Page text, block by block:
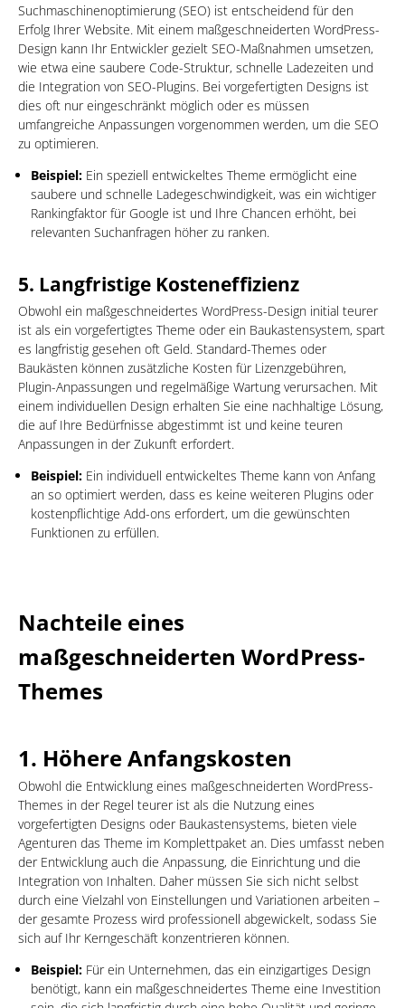
Suchmaschinenoptimierung (SEO) ist entscheidend für den
Erfolg Ihrer Website. Mit einem maßgeschneiderten WordPress-
Design kann Ihr Entwickler gezielt SEO-Maßnahmen umsetzen,
wie etwa eine saubere Code-Struktur, schnelle Ladezeiten und
die Integration von SEO-Plugins. Bei vorgefertigten Designs ist
dies oft nur eingeschränkt möglich oder es müssen
umfangreiche Anpassungen vorgenommen werden, um die SEO
zu optimieren.
Beispiel: Ein speziell entwickeltes Theme ermöglicht eine
saubere und schnelle Ladegeschwindigkeit, was ein wichtiger
Rankingfaktor für Google ist und Ihre Chancen erhöht, bei
relevanten Suchanfragen höher zu ranken.
5. Langfristige Kosteneffizienz
Obwohl ein maßgeschneidertes WordPress-Design initial teurer
ist als ein vorgefertigtes Theme oder ein Baukastensystem, spart
es langfristig gesehen oft Geld. Standard-Themes oder
Baukästen können zusätzliche Kosten für Lizenzgebühren,
Plugin-Anpassungen und regelmäßige Wartung verursachen. Mit
einem individuellen Design erhalten Sie eine nachhaltige Lösung,
die auf Ihre Bedürfnisse abgestimmt ist und keine teuren
Anpassungen in der Zukunft erfordert.
Beispiel: Ein individuell entwickeltes Theme kann von Anfang
an so optimiert werden, dass es keine weiteren Plugins oder
kostenpflichtige Add-ons erfordert, um die gewünschten
Funktionen zu erfüllen.
Nachteile eines
maßgeschneiderten WordPress-
Themes
1. Höhere Anfangskosten
Obwohl die Entwicklung eines maßgeschneiderten WordPress-
Themes in der Regel teurer ist als die Nutzung eines
vorgefertigten Designs oder Baukastensystems, bieten viele
Agenturen das Theme im Komplettpaket an. Dies umfasst neben
der Entwicklung auch die Anpassung, die Einrichtung und die
Integration von Inhalten. Daher müssen Sie sich nicht selbst
durch eine Vielzahl von Einstellungen und Variationen arbeiten –
der gesamte Prozess wird professionell abgewickelt, sodass Sie
sich auf Ihr Kerngeschäft konzentrieren können.
Beispiel: Für ein Unternehmen, das ein einzigartiges Design
benötigt, kann ein maßgeschneidertes Theme eine Investition